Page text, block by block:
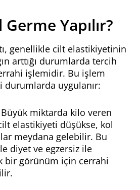
Yapılır?
genellikle cilt elastikiyetinin
arttığı durumlarda tercih
işlemidir. Bu işlem
durumlarda uygulanır:
Büyük miktarda kilo veren
elastikiyeti düşükse, kol
meydana gelebilir. Bu
diyet ve egzersiz ile
bir görünüm için cerrahi